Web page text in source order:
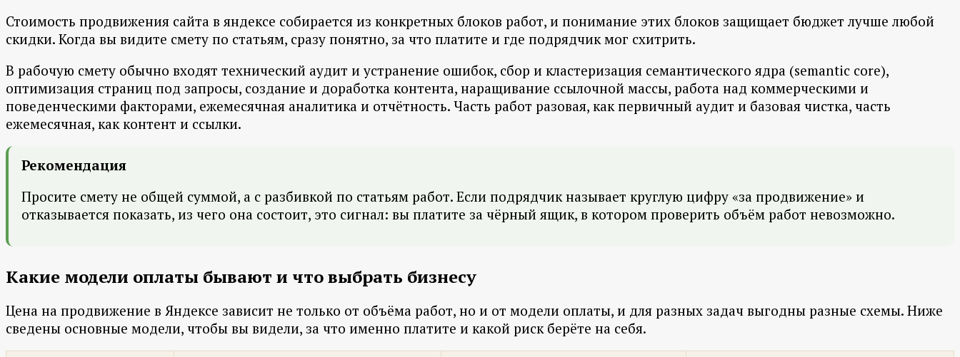
Стоимость продвижения сайта в яндексе собирается из конкретных блоков работ, и понимание этих блоков защищает бюджет лучше любой
скидки. Когда вы видите смету по статьям, сразу понятно, за что платите и где подрядчик мог схитрить.
В рабочую смету обычно входят технический аудит и устранение ошибок, сбор и кластеризация семантического ядра (semantic core),
оптимизация страниц под запросы, создание и доработка контента, наращивание ссылочной массы, работа над коммерческими и
поведенческими факторами, ежемесячная аналитика и отчётность. Часть работ разовая, как первичный аудит и базовая чистка, часть
ежемесячная, как контент и ссылки.
Рекомендация
Просите смету не общей суммой, а с разбивкой по статьям работ. Если подрядчик называет круглую цифру «за продвижение» и
отказывается показать, из чего она состоит, это сигнал: вы платите за чёрный ящик, в котором проверить объём работ невозможно.
Какие модели оплаты бывают и что выбрать бизнесу
Цена на продвижение в Яндексе зависит не только от объёма работ, но и от модели оплаты, и для разных задач выгодны разные схемы. Ниже
сведены основные модели, чтобы вы видели, за что именно платите и какой риск берёте на себя.